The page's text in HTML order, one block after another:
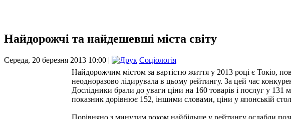
Найдорожчі та найдешевші міста світу
Середа, 20 березня 2013 10:00 |
Соціологія
Найдорожчим містом за вартістю життя у 2013 році є Токіо,
неодноразово лідирувала в цьому рейтингу. За цей час
Дослідники брали до уваги ціни на 160 товарів і послуг у
показник дорівнює 152, іншими словами, ціни у японській
Порівняно з минулим роком найбільше у рейтингу ослабли